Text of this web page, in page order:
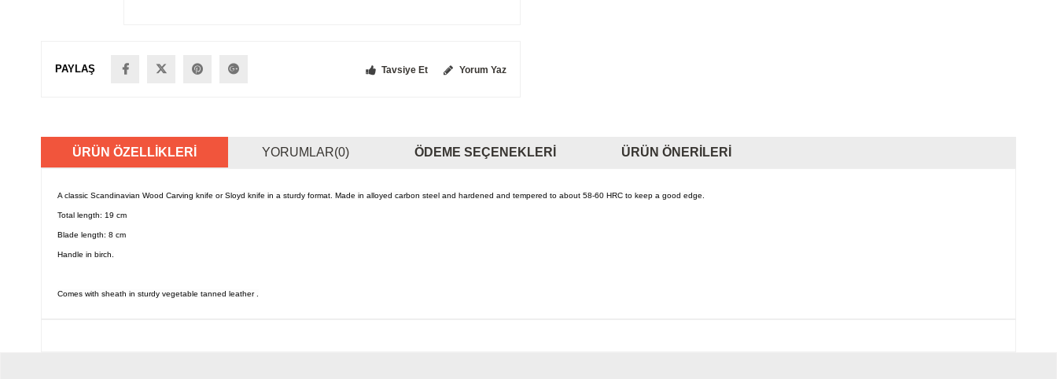
PAYLAŞ Tavsiye Et Yorum Yaz
ÜRÜN ÖZELLIKLERI YORUMLAR(0) ÖDEME SEÇENEKLERI ÜRÜN ÖNERILERI
A classic Scandinavian Wood Carving knife or Sloyd knife in a sturdy format. Made in alloyed carbon steel and hardened and tempered to about 58-60 HRC to keep a good edge.
Total length: 19 cm
Blade length: 8 cm
Handle in birch.
Comes with sheath in sturdy vegetable tanned leather .